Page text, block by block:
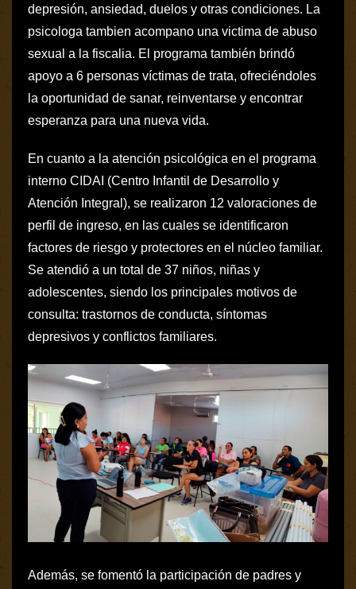
depresión, ansiedad, duelos y otras condiciones. La
psicologa tambien acompano una victima de abuso
sexual a la fiscalia. El programa también brindó
apoyo a 6 personas víctimas de trata, ofreciéndoles
la oportunidad de sanar, reinventarse y encontrar
esperanza para una nueva vida.
En cuanto a la atención psicológica en el programa
interno CIDAI (Centro Infantil de Desarrollo y
Atención Integral), se realizaron 12 valoraciones de
perfil de ingreso, en las cuales se identificaron
factores de riesgo y protectores en el núcleo familiar.
Se atendió a un total de 37 niños, niñas y
adolescentes, siendo los principales motivos de
consulta: trastornos de conducta, síntomas
depresivos y conflictos familiares.
Además, se fomentó la participación de padres y